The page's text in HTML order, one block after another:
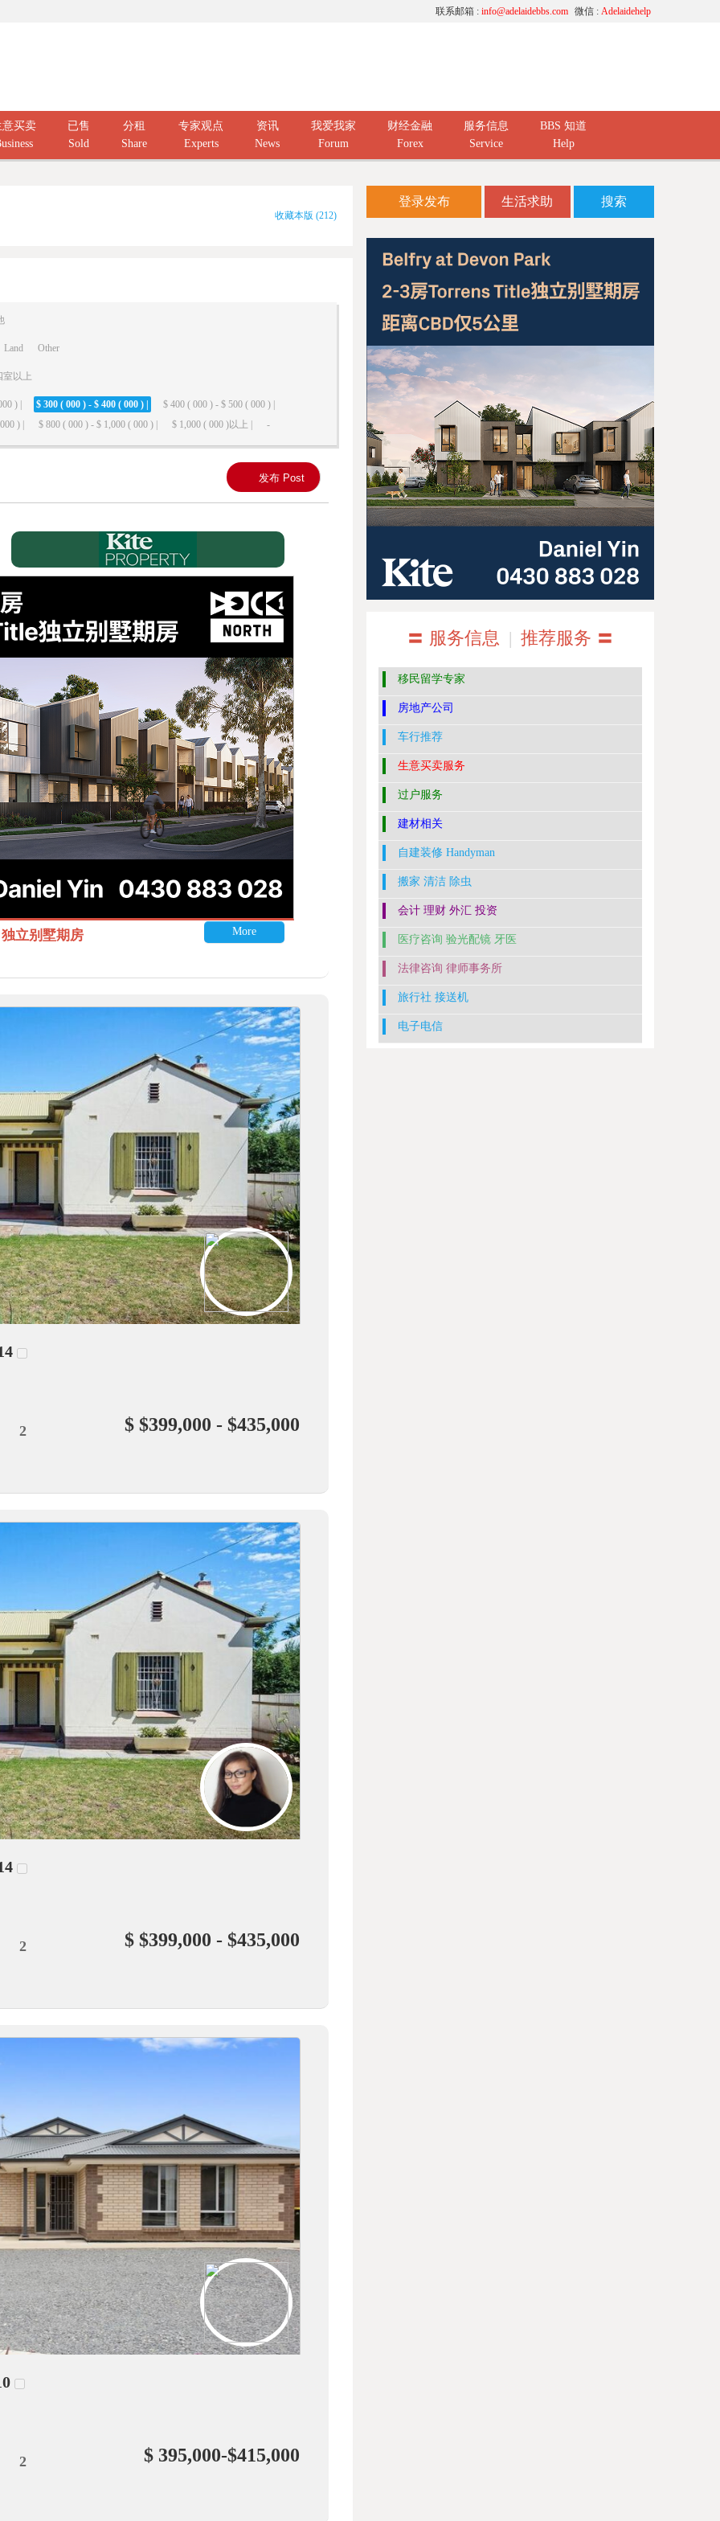
微信 : Adelaidehelp
联系邮箱 : info@adelaidebbs.com
意买卖
已售
Sold
分租
Share
专家观点
Experts
资讯
News
我爱我家
Forum
财经金融
Forex
服务信息
Service
BBS 知道
Help
收藏本版 (212)
Land Other
室以上
) | $ 300 ( 000 ) - $ 400 ( 000 ) |
$ 400 ( 000 ) - $ 500 ( 000 ) |
) |
$ 800 ( 000 ) - $ 1,000 ( 000 ) | $ 1,000 ( 000 )以上 | -
发布 Post
立别墅期房 More
2 $ $399,000 - $435,000
2 $ $399,000 - $435,000
2 $ 395,000-$415,000
登录发布 生活求助 搜索
〓 服务信息 | 推荐服务 〓
移民留学专家
房地产公司
车行推荐
生意买卖服务
过户服务
建材相关
自建装修 Handyman
搬家 清洁 除虫
会计 理财 外汇 投资
医疗咨询 验光配镜 牙医
法律咨询 律师事务所
旅行社 接送机
电子电信